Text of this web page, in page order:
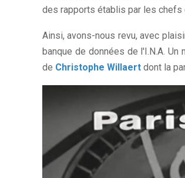
des rapports établis par les chefs
Ainsi, avons-nous revu, avec
banque de données de l'I.N.A.
de Christophe Willaert dont la